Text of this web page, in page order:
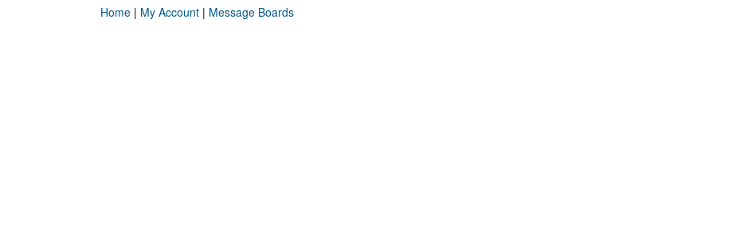
Home| My Account| Message Boards